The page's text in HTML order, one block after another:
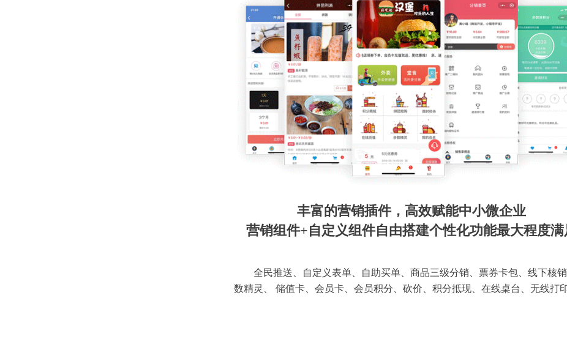
丰富的营销插件，高效赋能中小微企业
营销组件+自定义组件自由搭建个性化功能最大程度满
全民推送、自定义表单、自助买单、商品三级分销、票券卡包、线下核
数精灵、 储值卡、会员卡、会员积分、砍价、积分抵现、在线桌台、无线打印